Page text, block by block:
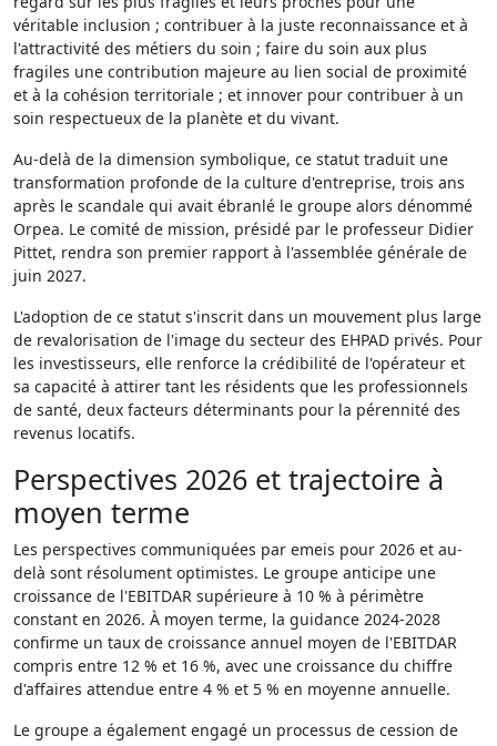
véritable inclusion ; contribuer à la juste reconnaissance et à
l'attractivité des métiers du soin ; faire du soin aux plus
fragiles une contribution majeure au lien social de proximité
et à la cohésion territoriale ; et innover pour contribuer à un
soin respectueux de la planète et du vivant.
Au-delà de la dimension symbolique, ce statut traduit une
transformation profonde de la culture d'entreprise, trois ans
après le scandale qui avait ébranlé le groupe alors dénommé
Orpea. Le comité de mission, présidé par le professeur Didier
Pittet, rendra son premier rapport à l'assemblée générale de
juin 2027.
L'adoption de ce statut s'inscrit dans un mouvement plus large
de revalorisation de l'image du secteur des EHPAD privés. Pour
les investisseurs, elle renforce la crédibilité de l'opérateur et
sa capacité à attirer tant les résidents que les professionnels
de santé, deux facteurs déterminants pour la pérennité des
revenus locatifs.
Perspectives 2026 et trajectoire à
moyen terme
Les perspectives communiquées par emeis pour 2026 et au-
delà sont résolument optimistes. Le groupe anticipe une
croissance de l'EBITDAR supérieure à 10 % à périmètre
constant en 2026. À moyen terme, la guidance 2024-2028
confirme un taux de croissance annuel moyen de l'EBITDAR
compris entre 12 % et 16 %, avec une croissance du chiffre
d'affaires attendue entre 4 % et 5 % en moyenne annuelle.
Le groupe a également engagé un processus de cession de